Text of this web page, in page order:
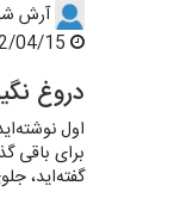
آرش
دروغ
اول
برای باقی
گفته‌اید،